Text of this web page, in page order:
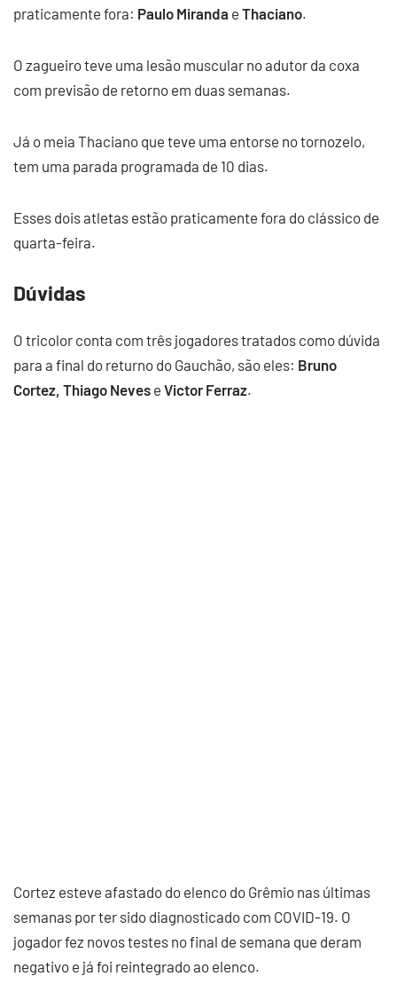
praticamente fora: Paulo Miranda e Thaciano.
O zagueiro teve uma lesão muscular no adutor da coxa
com previsão de retorno em duas semanas.
Já o meia Thaciano que teve uma entorse no tornozelo,
tem uma parada programada de 10 dias.
Esses dois atletas estão praticamente fora do clássico de
quarta-feira.
Dúvidas
O tricolor conta com três jogadores tratados como dúvida
para a final do returno do Gauchão, são eles: Bruno
Cortez, Thiago Neves e Victor Ferraz.
Cortez esteve afastado do elenco do Grêmio nas últimas
semanas por ter sido diagnosticado com COVID-19. O
jogador fez novos testes no final de semana que deram
negativo e já foi reintegrado ao elenco.